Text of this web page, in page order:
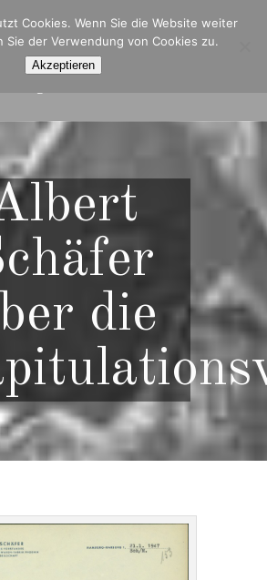
die
Cookies. Wenn Sie die Website weiter
Sie der Verwendung von Cookies zu.
Akzeptieren